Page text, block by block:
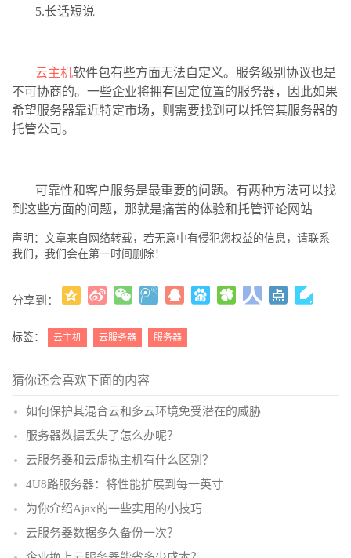
5.长话短说
云主机软件包有些方面无法自定义。服务级别协议也是
不可协商的。一些企业将拥有固定位置的服务器，因此如果
希望服务器靠近特定市场，则需要找到可以托管其服务器的
托管公司。
可靠性和客户服务是最重要的问题。有两种方法可以找
到这些方面的问题，那就是痛苦的体验和托管评论网站
声明：文章来自网络转载，若无意中有侵犯您权益的信息，请联系
我们，我们会在第一时间删除！
分享到：
标签： 云主机 云服务器 服务器
猜你还会喜欢下面的内容
如何保护其混合云和多云环境免受潜在的威胁
服务器数据丢失了怎么办呢？
云服务器和云虚拟主机有什么区别？
4U8路服务器：将性能扩展到每一英寸
为你介绍Ajax的一些实用的小技巧
云服务器数据多久备份一次？